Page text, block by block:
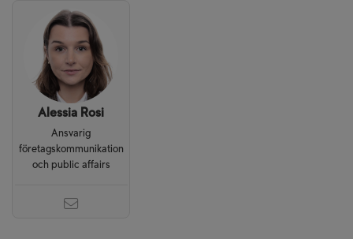
Alessia Rosi
Ansvarig
företagskommunikation
och public affairs